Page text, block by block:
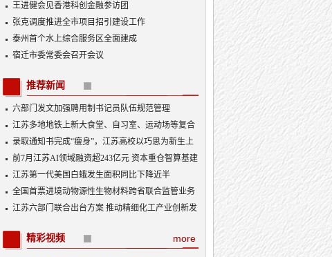
王进健会见香港科创金融参访团
张克调度推进全市项目招引建设工作
泰州首个水上综合服务区全面建成
宿迁市委常委会召开会议
推荐新闻
六部门发文加强聘用制书记员队伍规范管理
江苏多地地铁上新大食堂、自习室、运动场等复合
功能——从“客流通道”到“生活场景”
录取通知书完成“瘦身”，江苏高校以巧思为新生上
好入学第一课
前7月江苏AI领域融资超243亿元 资本重仓智算基建
AI产业底盘夯实
江苏第一代美国白蛾发生面积同比下降近半
全国首票进境动物源性生物材料跨省联合监管业务
落地
江苏六部门联合出台方案 推动精细化工产业创新发
more
精彩视频